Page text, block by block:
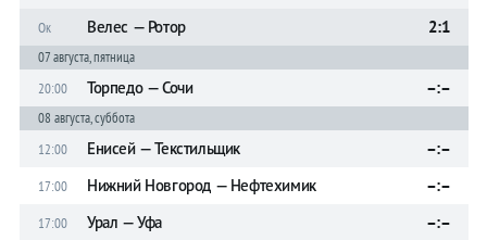
Ок Велес — Ротор 2:1
07 августа, пятница
20:00
Торпедо — Сочи –:–
08 августа, суббота
12:00
Енисей — Текстильщик –:–
17:00 Нижний Новгород — Нефтехимик –:–
17:00 Урал — Уфа –:–